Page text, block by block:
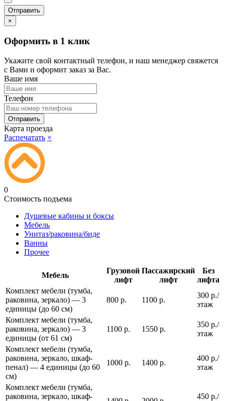
×
Оформить в 1 клик
Укажите свой контактный телефон, и наш менеджер свяжется
с Вами и оформит заказ за Вас.
Ваше имя
Телефон
Карта проезда
Распечатать ×
0
Стоимость подъема
Душевые кабины и боксы
Мебель
Унитаз/раковина/биде
Ванны
Прочее
Мебель
Грузовой
лифт
Пассажирский
лифт
Без
лифта
Комплект мебели (тумба,
раковина, зеркало) — 3
единицы (до 60 см)
800 р. 1100 р.
300 р./
этаж
Комплект мебели (тумба,
раковина, зеркало) — 3
единицы (от 61 см)
1100 р. 1550 р.
350 р./
этаж
Комплект мебели (тумба,
раковина, зеркало, шкаф-
пенал) — 4 единицы (до 60
см)
1000 р. 1400 р.
400 р./
этаж
Комплект мебели (тумба,
раковина, зеркало, шкаф-
450 р./